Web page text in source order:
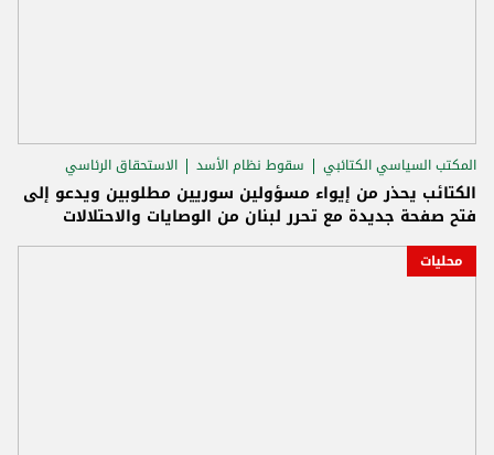
المكتب السياسي الكتائبي سقوط نظام الأسد الاستحقاق الرئاسي
الكتائب يحذر من إيواء مسؤولين سوريين مطلوبين ويدعو إلى
فتح صفحة جديدة مع تحرر لبنان من الوصايات والاحتلالات
محليات